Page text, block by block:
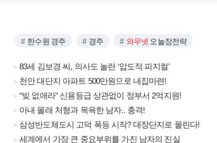
한수원 경주 경주 와우넷 오늘장전략
83세 김보경 씨, 의사도 놀란 ‘압도적 피지컬’
천안 대단지 아파트 500만원으로 내집마련!
“빚 없애라” 신용등급 상관없이 정부서 2억지원!
아내 몰래 처형과 목욕한 남자.. 충격!
삼성반도체도시 고덕 폭등 시작? 대장단지로 몰린다!
세계에서 가장 큰 중요부위를 가진 남자의 진실